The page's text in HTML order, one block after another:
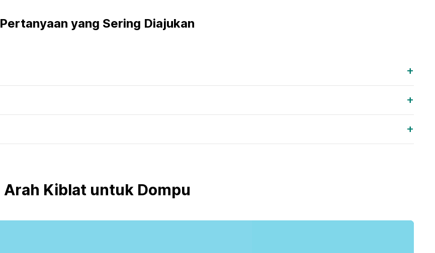
Pertanyaan yang Sering Diajukan
Arah Kiblat untuk Dompu